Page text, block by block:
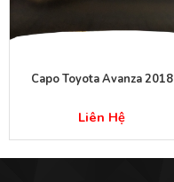
Capo Toyota Avanza 2018
Liên Hệ